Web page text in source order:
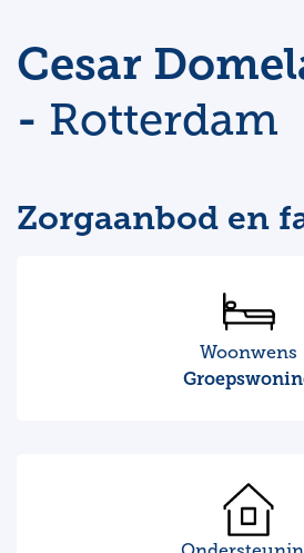
Cesar
- Rotterdam
Zorgaanbod en
Woonwens